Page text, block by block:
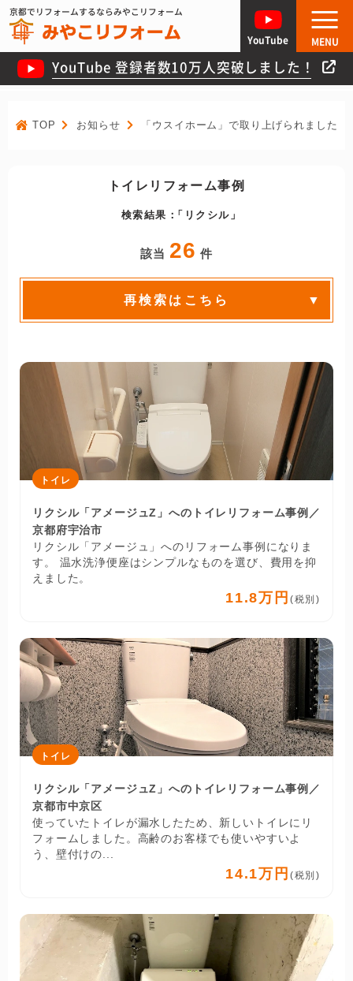
京都でリフォームするならみやこリフォーム
YouTube 登録者数10万人突破しました！
YouTube MENU
TOP お知らせ 「ウスイホーム」で取り上げられました！
トイレリフォーム事例
検索結果： リクシル
該当 26 件
再検索はこちら
トイレ
リクシル「アメージュZ」へのトイレリフォーム事例／
京都府宇治市
リクシル「アメージュ」へのリフォーム事例になりま
す。 温水洗浄便座はシンプルなものを選び、費用を抑
えました。
11.8万円 (税別)
トイレ
リクシル「アメージュZ」へのトイレリフォーム事例／
京都市中京区
使っていたトイレが漏水したため、新しいトイレにリ
フォームしました。高齢のお客様でも使いやすいよ
う、壁付けの...
14.1万円 (税別)